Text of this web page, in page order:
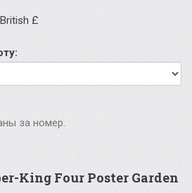
British £
за номер.
King Four Poster Garden